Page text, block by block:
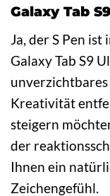
Galaxy Tab
Ja, der S Pen ist
Galaxy Tab S9
Kreativität
steigern
der
Ihnen ein
Zeichengefühl.